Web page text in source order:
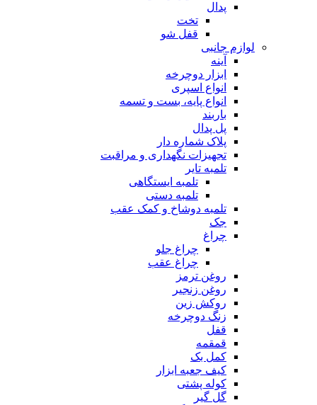
پدال
تخت
قفل شو
لوازم جانبی
آینه
ابزار دوچرخه
انواع اسپری
انواع پایه، بست و تسمه
باربند
پل پدال
پلاک شماره دار
تجهیزات نگهداری و مراقبت
تلمبه تایر
تلمبه ایستگاهی
تلمبه دستی
تلمبه دوشاخ و کمک عقب
جک
چراغ
چراغ جلو
چراغ عقب
روغن ترمز
روغن زنجیر
روکش زین
زنگ دوچرخه
قفل
قمقمه
کمل بک
کیف جعبه ابزار
کوله پشتی
گل گیر